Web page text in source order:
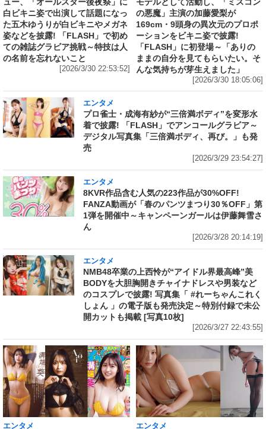
白ビキニ姿で出演して話題になっ
た五木ゆうりが白ビキニやメガネ
姿などを披露! 「FLASH」で初め
ての雑誌グラビア挑戦～特技は人
の名前を忘れないこと
[2026/3/30 22:53:52]
の悪魔」主演の加藤愛梨が
169cm・9頭身の異次元のプロポ
ーションをビキニ姿で披露!
「FLASH」に初登場～「ありの
ままの自分を見てもらいたい。そ
んな気持ちが芽生えました」
[2026/3/30 18:05:06]
エンタメ
プロ雀士・成海有紗が“三倍満ボディ”を変形水
着で披露! 「FLASH」でアンコールグラビア～
デジタル写真集「三倍満ボディ、再び。」も発
売
[2026/3/29 23:54:27]
エンタメ
8KVR作品含む人気の223作品が30%OFF!
FANZA動画が「春のパンツまつり30％OFF」第
1弾を開催中～キャンペーンガールは伊藤舞雪さ
ん
[2026/3/28 20:14:19]
エンタメ
NMB48卒業の上西怜が“アイドル界最高峰”美
BODYを大胆胸開きチャイナドレスや男装など
のコスプレで披露! 写真集「 #れーちゃんこれく
しょん 」の電子版も発売決定～特別付録で未公
開カットも掲載 [写真10枚]
[2026/3/27 22:43:55]
エンタメ エンタメ